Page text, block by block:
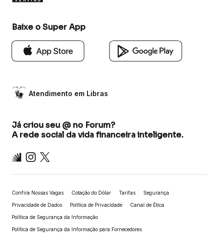
Baixe o Super App
Atendimento em Libras
Já criou seu @ no Forum?
A rede social da vida financeira inteligente.
Inter Instagram
X
Confira Nossas Vagas Cotação do Dólar Tarifas Segurança
Privacidade de Dados Política de Privacidade Canal de Ética
Política de Segurança da Informação
Política de Segurança da Informação para Fornecedores